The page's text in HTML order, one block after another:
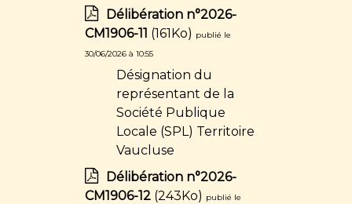
Délibération n°2026-
CM1906-11 (161Ko) publié le
30/06/2026 à 10:55
Désignation du
représentant de la
Société Publique
Locale (SPL) Territoire
Vaucluse
Délibération n°2026-
CM1906-12(243Ko) publié le